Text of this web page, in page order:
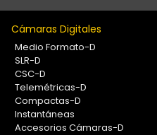
Cámaras Digitales
Medio Formato-D
SLR-D
CSC-D
Telemétricas-D
Compactas-D
Instantáneas
Accesorios Cámaras-D